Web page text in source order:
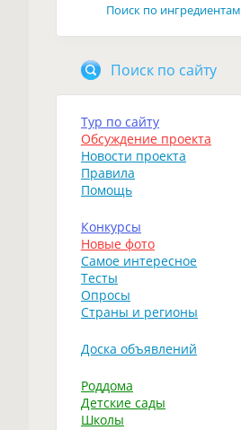
Поиск по ингредиентам
Поиск по сайту
Тур по сайту
Обсуждение проекта
Новости проекта
Правила
Помощь
Конкурсы
Новые фото
Самое интересное
Тесты
Опросы
Страны и регионы
Доска объявлений
Роддома
Детские сады
Школы